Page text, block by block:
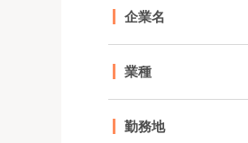
企業名
業種
勤務地